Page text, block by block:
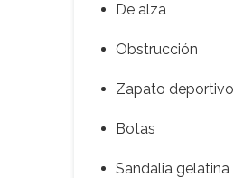
De alza
Obstrucción
Zapato deportivo
Botas
Sandalia gelatina